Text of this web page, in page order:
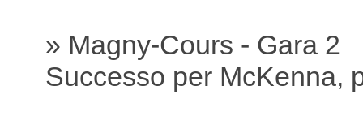
» Magny-Cours - Gara 2
Successo per McKenna,